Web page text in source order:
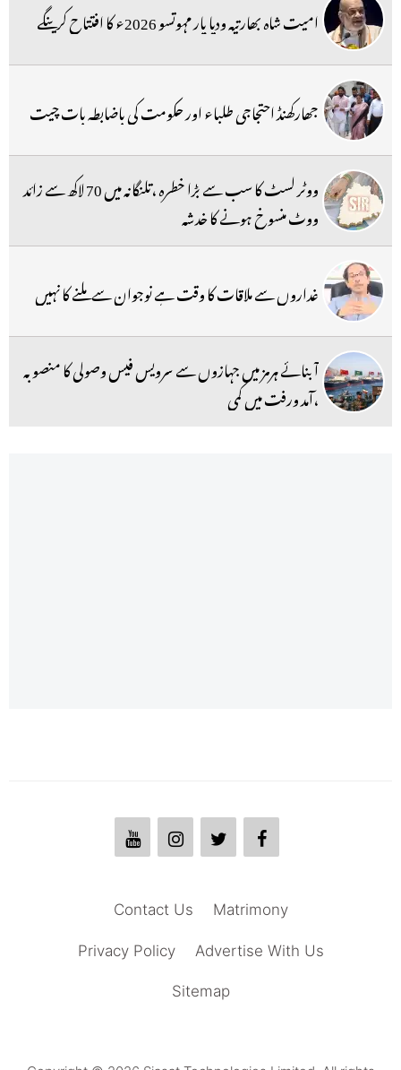
امیت شاہ بھارتیہ ودیا پار مہوتسو 2026ء کا افتتاح کرینگے
جھارکھنڈ احتجاجی طلباء اور حکومت کی باضابطہ بات چیت
ووٹر لسٹ کا سب سے بڑا خطرہ ،تلنگانہ میں 70 لاکھ سے زائد
ووٹ منسوخ ہونے کا خدشہ
غداروں سے ملاقات کا وقت ہے نوجوان سے ملنے کا نہیں
آبنائے ہرمز میں جہازوں سے سرویس فیس وصولی کا منصوبہ
،آمد ورفت میں کمی
Matrimony
Contact Us
Advertise With Us
Privacy Policy
Sitemap